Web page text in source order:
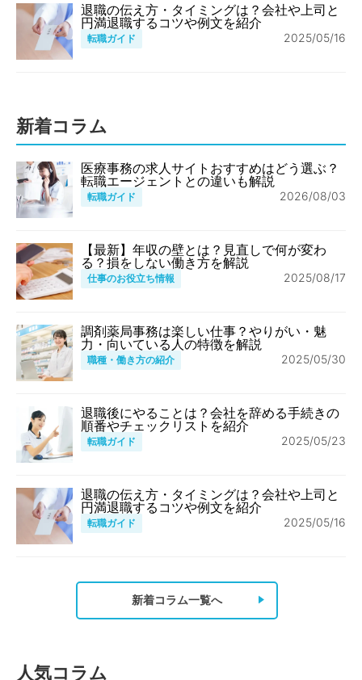
退職の伝え方・タイミングは？会社や上司と
円満退職するコツや例文を紹介
転職ガイド 2025/05/16
新着コラム
医療事務の求人サイトおすすめはどう選ぶ？
転職エージェントとの違いも解説
転職ガイド 2026/08/03
【最新】年収の壁とは？見直しで何が変わ
る？損をしない働き方を解説
仕事のお役立ち情報 2025/08/17
調剤薬局事務は楽しい仕事？やりがい・魅
力・向いている人の特徴を解説
職種・働き方の紹介 2025/05/30
退職後にやることは？会社を辞める手続きの
順番やチェックリストを紹介
転職ガイド 2025/05/23
退職の伝え方・タイミングは？会社や上司と
円満退職するコツや例文を紹介
転職ガイド 2025/05/16
新着コラム一覧へ
人気コラム